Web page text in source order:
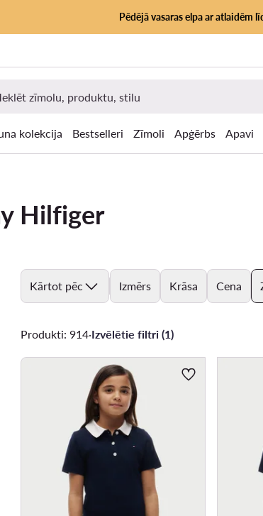
Pēdējā vasaras elpa ar atlaidēm
kolekcija Bestselleri Zīmoli Apģērbs Apavi
Hilfiger
skaits:
Kārtot pēc Izmērs Krāsa Cena
Produkti: 914·Izvēlētie filtri (1)